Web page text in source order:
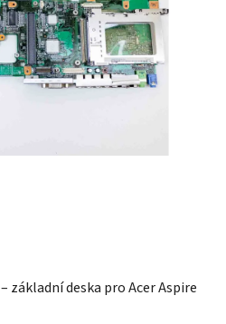
– základní deska pro Acer Aspire